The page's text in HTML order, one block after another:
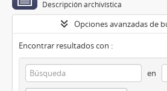
Descripción archivística
Opciones avanzadas de
Encontrar resultados con :
en